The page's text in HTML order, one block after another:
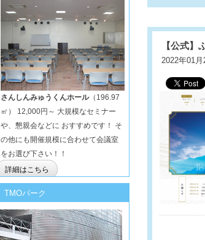
【公式】
2022年01月
さんしんみゅうくんホール（196.97
㎡） 12,000円～ 大規模なセミナー
や、懇親会などに おすすめです！ そ
の他にも開催規模に合わせて会議室
をお選び下さい！！
詳細はこちら
TMOパーク